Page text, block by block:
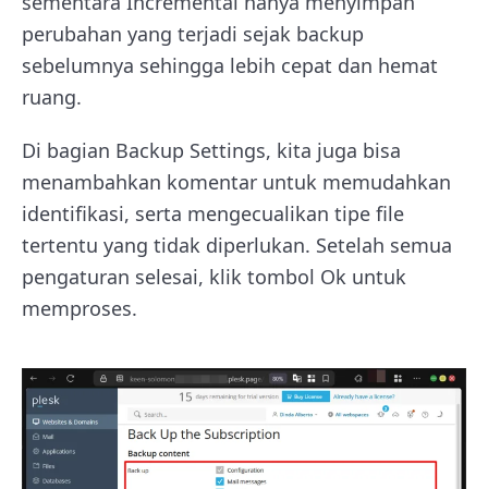
perubahan yang terjadi sejak backup
sebelumnya sehingga lebih cepat dan hemat
ruang.
Di bagian Backup Settings, kita juga bisa
menambahkan komentar untuk memudahkan
identifikasi, serta mengecualikan tipe file
tertentu yang tidak diperlukan. Setelah semua
pengaturan selesai, klik tombol Ok untuk
memproses.